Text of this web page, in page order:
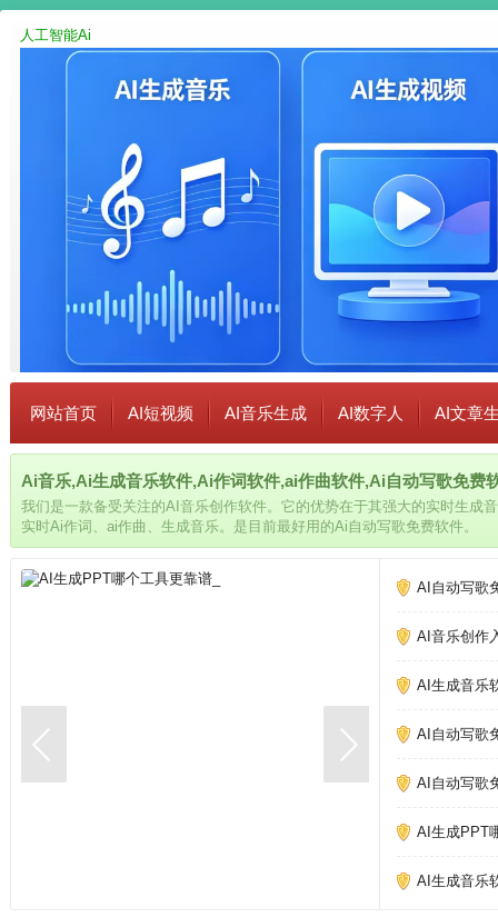
人工智能Ai
网站首页 AI短视频 AI音乐生成 AI数字人 AI文章
Ai音乐,Ai生成音乐软件,Ai作词软件,ai作曲软件,Ai自动写歌免费
我们是一款备受关注的AI音乐创作软件。它的优势在于其强大的实时生成
实时Ai作词、ai作曲、生成音乐。是目前最好用的Ai自动写歌免费软件。
AI自动写歌
AI音乐创作
AI生成音乐
AI自动写歌
AI自动写歌
AI生成PPT
AI生成音乐